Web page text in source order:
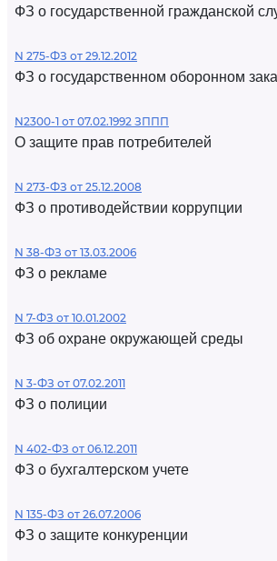
ФЗ о государственной гражданской
N 275-ФЗ от 29.12.2012
ФЗ о государственном оборонном
N2300-1 от 07.02.1992 ЗППП
О защите прав потребителей
N 273-ФЗ от 25.12.2008
ФЗ о противодействии коррупции
N 38-ФЗ от 13.03.2006
ФЗ о рекламе
N 7-ФЗ от 10.01.2002
ФЗ об охране окружающей среды
N 3-ФЗ от 07.02.2011
ФЗ о полиции
N 402-ФЗ от 06.12.2011
ФЗ о бухгалтерском учете
N 135-ФЗ от 26.07.2006
ФЗ о защите конкуренции